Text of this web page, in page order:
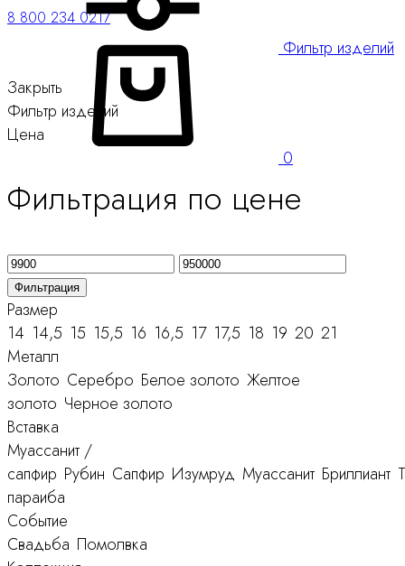
8 800 234 0217
Корзина
0
Фильтр изделий
Закрыть
Фильтр изделий
Цена
Фильтрация по цене
Минимальная
цена
Максимальная
Фильтрация
Размер
14 14,5 15 15,5 16 16,5 17 17,5 18 19 20 21
Металл
Золото Серебро Белое золото Желтое
золото Черное золото
Вставка
Муассанит /
сапфир Рубин Сапфир Изумруд Муассанит Бриллиант
параиба
Событие
Свадьба Помолвка